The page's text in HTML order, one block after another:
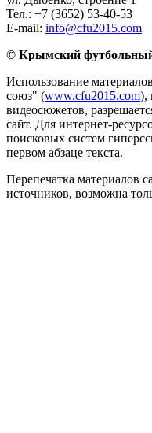
Тел.: +7 (3652) 53-40-53
E-mail: info@cfu2015.com
© Крымский футбольный
Использование
союз" (www.cfu2015.com),
видеосюжетов,
сайт. Для интернет-
поисковых систем
первом абзаце текста.
Перепечатка материалов
источников, возможна